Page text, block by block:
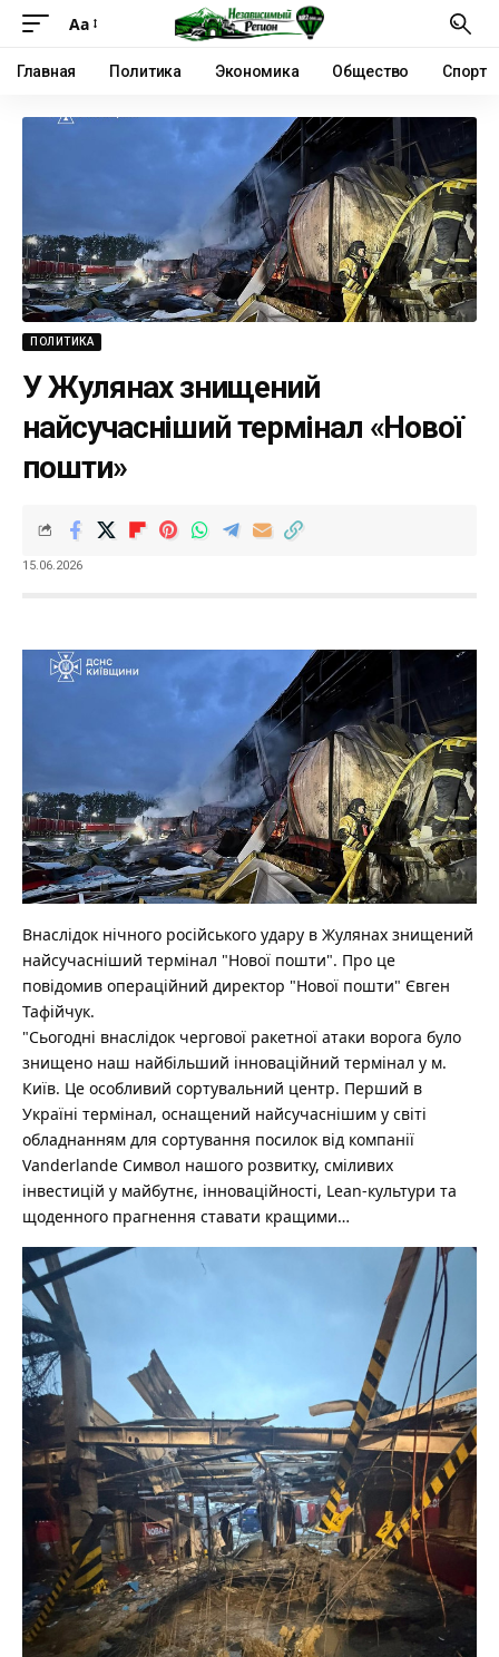
Аа
Главная Политика Экономика Общество Спорт
ПОЛИТИКА
У Жулянах знищений
найсучасніший термінал «Нової
пошти»
15.06.2026
Внаслідок нічного російського удару в Жулянах знищений
найсучасніший термінал "Нової пошти". Про це
повідомив операційний директор "Нової пошти" Євген
Тафійчук.
"Сьогодні внаслідок чергової ракетної атаки ворога було
знищено наш найбільший інноваційний термінал у м.
Київ. Це особливий сортувальний центр. Перший в
Україні термінал, оснащений найсучаснішим у світі
обладнанням для сортування посилок від компанії
Vanderlande Символ нашого розвитку, сміливих
інвестицій у майбутнє, інноваційності, Lean-культури та
щоденного прагнення ставати кращими…